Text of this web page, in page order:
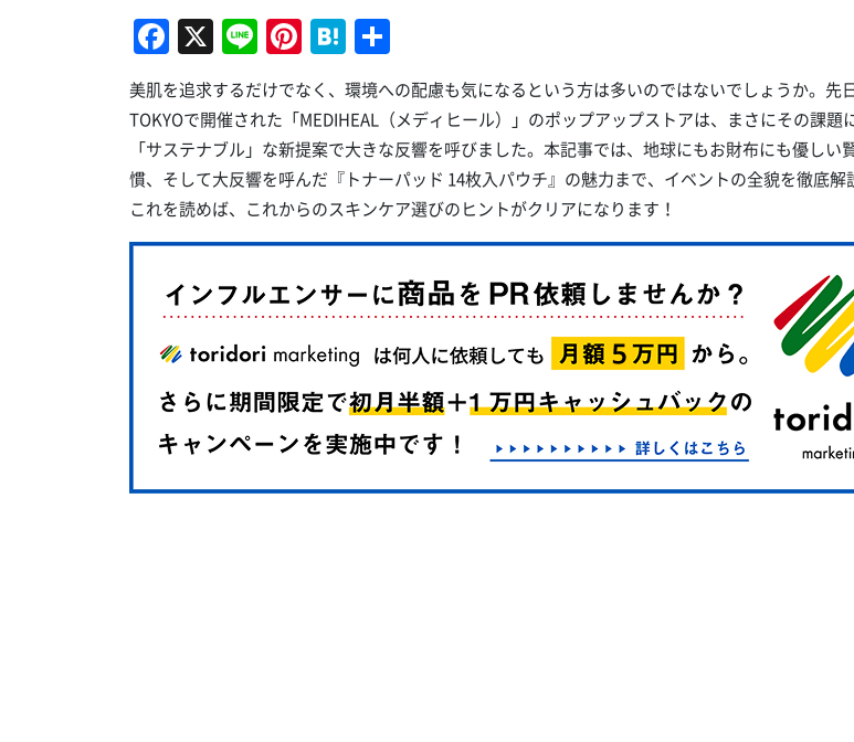
Facebook
X LinePinterest
Hatena
有
美肌を追求するだけでなく、環境への配慮も気になるという方は多いのではないでしょうか。先
TOKYOで開催された「MEDIHEAL（メディヒール）」のポップアップストアは、まさにその課題
「サステナブル」な新提案で大きな反響を呼びました。本記事では、地球にもお財布にも優しい
慣、そして大反響を呼んだ『トナーパッド 14枚入パウチ』の魅力まで、イベントの全貌を徹底解
これを読めば、これからのスキンケア選びのヒントがクリアになります！